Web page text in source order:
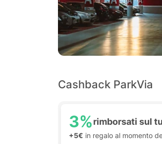
Cashback ParkVia
3%rimborsati sul
+5€ in regalo al momento